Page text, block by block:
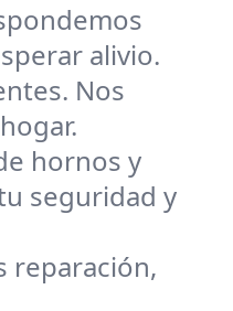
alivio.
Nos
hornos y
seguridad y
reparación,